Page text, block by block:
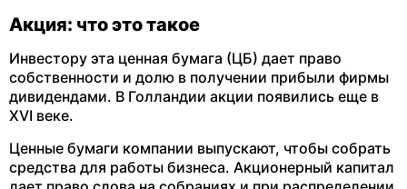
Акция: что это такое
Инвестору эта ценная бумага (ЦБ) дает право
собственности и долю в получении прибыли фирмы
дивидендами. В Голландии акции появились еще в
XVI веке.
Ценные бумаги компании выпускают, чтобы собрать
средства для работы бизнеса. Акционерный капитал